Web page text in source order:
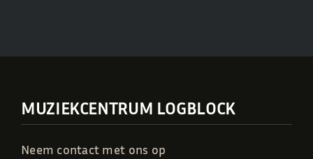
MUZIEKCENTRUM LOGBLOCK
Neem contact met ons op